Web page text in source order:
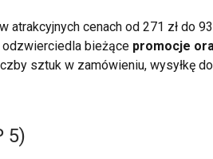
w atrakcyjnych cenach od 271 zł do
bieżące promocje
sztuk w zamówieniu, wysyłkę
5)